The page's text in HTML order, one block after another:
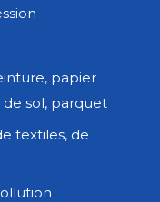
papier
sol, parquet
textiles, de